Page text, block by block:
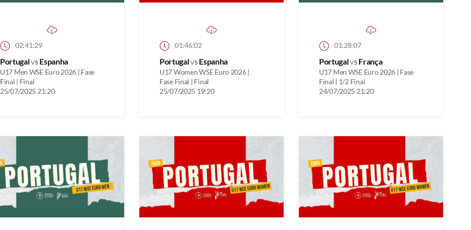
02:41:29
Portugalvs Espanha
U17 Men WSE Euro 2026 | Fase
Final | Final
25/07/2025 21:20
01:46:02
Portugalvs Espanha
U17 Women WSE Euro 2026 |
Fase Final | Final
25/07/2025 19:20
01:28:07
Portugalvs França
U17 Men WSE Euro 2026 | Fase
Final | 1/2 Final
24/07/2025 21:20